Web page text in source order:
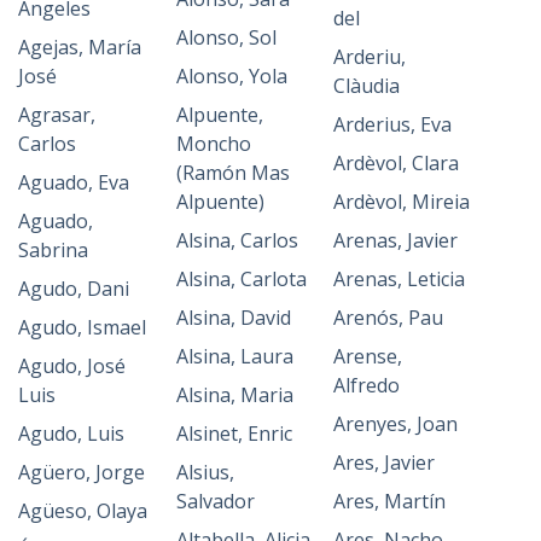
Ángeles
Agejas, María
José
Agrasar,
Carlos
Aguado, Eva
Aguado,
Sabrina
Agudo, Dani
Agudo, Ismael
Agudo, José
Luis
Agudo, Luis
Agüero, Jorge
Agüeso, Olaya
Alonso, Sol
Alonso, Yola
Alpuente,
Moncho
(Ramón Mas
Alpuente)
Alsina, Carlos
Alsina, Carlota
Alsina, David
Alsina, Laura
Alsina, Maria
Alsinet, Enric
Alsius,
Salvador
del
Arderiu,
Clàudia
Arderius, Eva
Ardèvol, Clara
Ardèvol, Mireia
Arenas, Javier
Arenas, Leticia
Arenós, Pau
Arense,
Alfredo
Arenyes, Joan
Ares, Javier
Ares, Martín